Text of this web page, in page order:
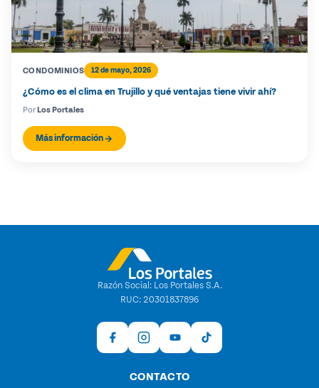
CONDOMINIOS 12 de mayo, 2026
¿Cómo es el clima en Trujillo y qué ventajas tiene vivir ahí?
Por Los Portales
Más información
Razón Social: Los Portales S.A.
RUC: 20301837896
CONTACTO